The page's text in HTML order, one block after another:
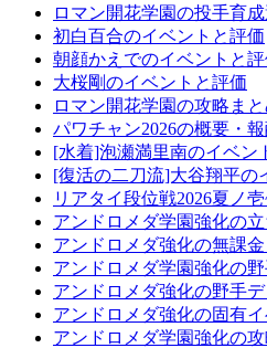
ロマン開花学園の投手育
初白百合のイベントと評価
朝顔かえでのイベントと評
大桜剛のイベントと評価
ロマン開花学園の攻略ま
パワチャン2026の概要・
[水着]泡瀬満里南のイベン
[復活の二刀流]大谷翔平の
リアタイ段位戦2026夏ノ
アンドロメダ学園強化の
アンドロメダ強化の無課
アンドロメダ学園強化の
アンドロメダ強化の野手
アンドロメダ強化の固有
アンドロメダ学園強化の